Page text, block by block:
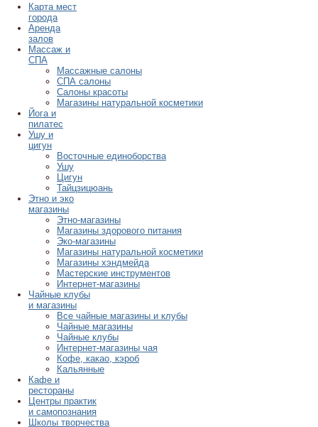
Карта мест
города
Аренда
залов
Массаж и
СПА
Массажные салоны
СПА салоны
Салоны красоты
Магазины натуральной косметики
Йога и
пилатес
Ушу и
цигун
Восточные единоборства
Ушу
Цигун
Тайцзицюань
Этно и эко
магазины
Этно-магазины
Магазины здорового питания
Эко-магазины
Магазины натуральной косметики
Магазины хэндмейда
Мастерские инструментов
Интернет-магазины
Чайные клубы
и магазины
Все чайные магазины и клубы
Чайные магазины
Чайные клубы
Интернет-магазины чая
Кофе, какао, кэроб
Кальянные
Кафе и
рестораны
Центры практик
и самопознания
Школы творчества